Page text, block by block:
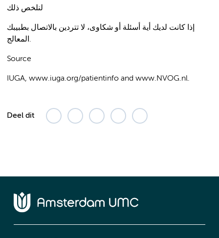
لنلخص ذلك
إذا كانت لديك أية أسئلة أو شكاوى، لا تتردين بالاتصال بطبيبك
المعالج.
Source
IUGA, www.iuga.org/patientinfo and www.NVOG.nl.
Deel dit